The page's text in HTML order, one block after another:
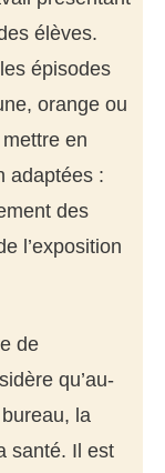
élèves.
épisodes
orange ou
en
adaptées :
des
l’exposition
de
qu’au-
la
santé. Il est